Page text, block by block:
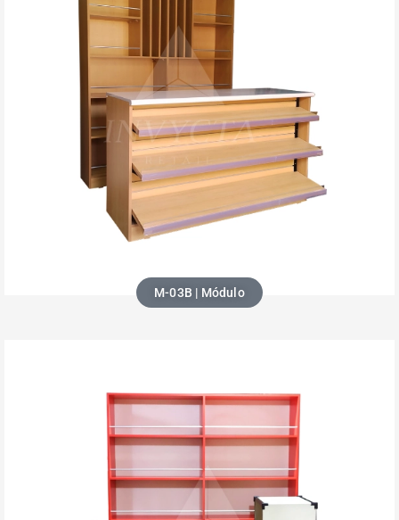
M-03B | Módulo